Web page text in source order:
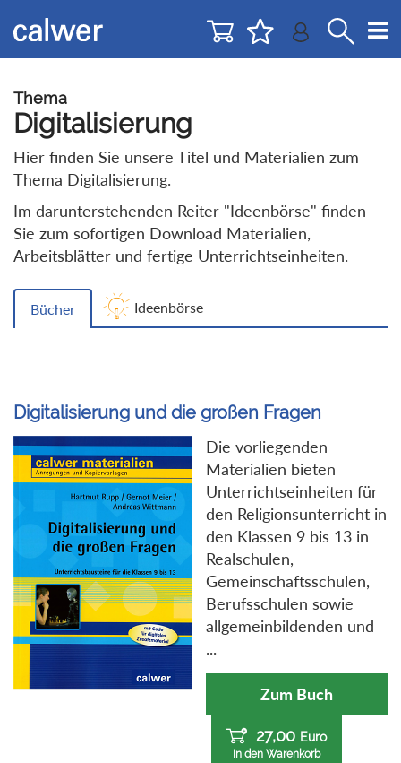
zur
Navigation
zum
Inhalt
Thema
Digitalisierung
Hier finden Sie unsere Titel und Materialien zum
Thema Digitalisierung.
Im darunterstehenden Reiter "Ideenbörse" finden
Sie zum sofortigen Download Materialien,
Arbeitsblätter und fertige Unterrichtseinheiten.
Bücher Ideenbörse
Digitalisierung und die großen Fragen
Die vorliegenden
Materialien bieten
Unterrichtseinheiten für
den Religionsunterricht in
den Klassen 9 bis 13 in
Realschulen,
Gemeinschaftsschulen,
Berufsschulen sowie
allgemeinbildenden und
...
Zum Buch
27,00 Euro
In den Warenkorb